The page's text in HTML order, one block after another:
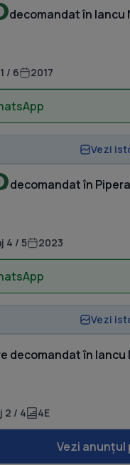
decomandat în Iancu
/ 6 2017
Vezi
decomandat în Pipera
4 / 5 2023
Vezi
decomandat în Iancu
2 / 4 4E
Vezi anunțul